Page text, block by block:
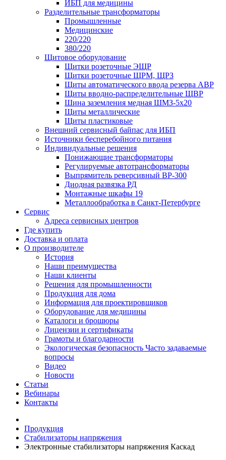
ИБП для медицины
Разделительные трансформаторы
Промышленные
Медицинские
220/220
380/220
Щитовое оборудование
Щитки розеточные ЭЩР
Щитки розеточные ЩРМ, ЩРЗ
Щиты автоматического ввода резерва АВР
Щиты вводно-распределительные ЩВР
Шина заземления медная ШМЗ-5х20
Щиты металлические
Щиты пластиковые
Внешний сервисный байпас для ИБП
Источники бесперебойного питания
Индивидуальные решения
Понижающие трансформаторы
Регулируемые автотрансформаторы
Выпрямитель реверсивный ВР-300
Диодная развязка РД
Монтажные шкафы 19
Металлообработка в Санкт-Петербурге
Сервис
Адреса сервисных центров
Где купить
Доставка и оплата
О производителе
История
Наши преимущества
Наши клиенты
Решения для промышленности
Продукция для дома
Информация для проектировщиков
Оборудование для медицины
Каталоги и брошюры
Лицензии и сертификаты
Грамоты и благодарности
Экологическая безопасность Часто задаваемые
вопросы
Видео
Новости
Статьи
Вебинары
Контакты
Продукция
Стабилизаторы напряжения
Электронные стабилизаторы напряжения Каскад